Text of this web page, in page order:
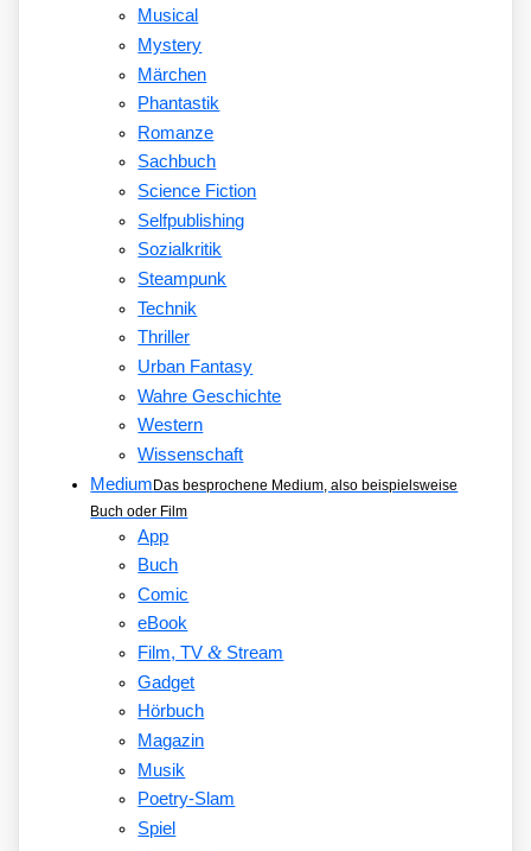
Musical
Mystery
Märchen
Phantastik
Romanze
Sachbuch
Science Fiction
Selfpublishing
Sozialkritik
Steampunk
Technik
Thriller
Urban Fantasy
Wahre Geschichte
Western
Wissenschaft
MediumDas besprochene Medium, also beispielsweise
Buch oder Film
App
Buch
Comic
eBook
Film, TV&Stream
Gadget
Hörbuch
Magazin
Musik
Poetry-Slam
Spiel